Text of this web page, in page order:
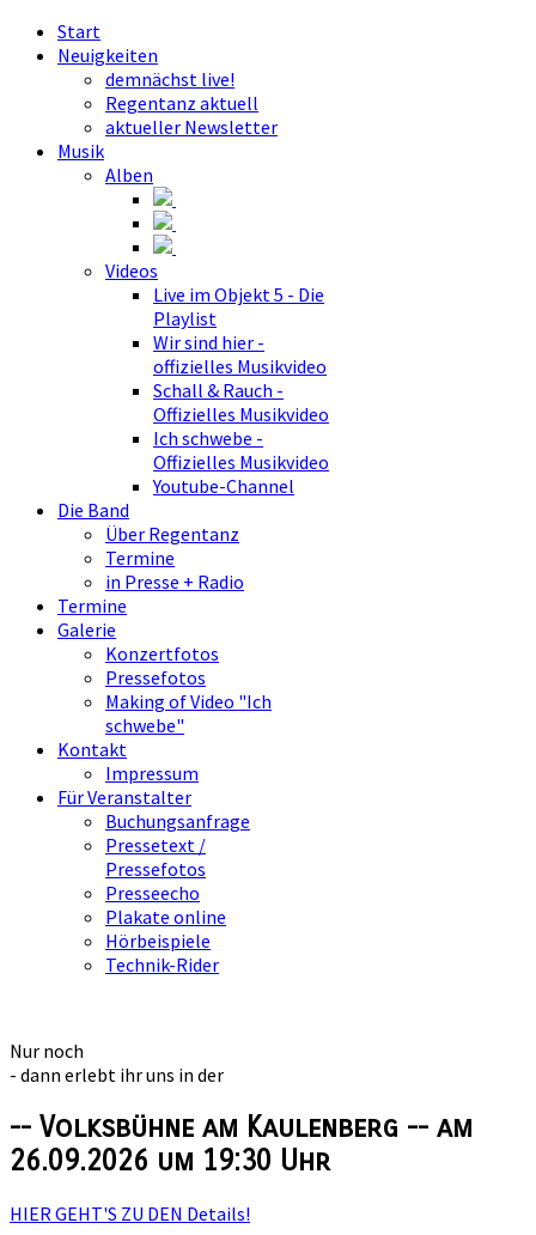
Start
Neuigkeiten
demnächst live!
Regentanz aktuell
aktueller Newsletter
Musik
Alben
Videos
Live im Objekt 5 - Die
Playlist
Wir sind hier -
offizielles Musikvideo
Schall & Rauch -
Offizielles Musikvideo
Ich schwebe -
Offizielles Musikvideo
Youtube-Channel
Die Band
Über Regentanz
Termine
in Presse + Radio
Termine
Galerie
Konzertfotos
Pressefotos
Making of Video "Ich
schwebe"
Kontakt
Impressum
Für Veranstalter
Buchungsanfrage
Pressetext /
Pressefotos
Presseecho
Plakate online
Hörbeispiele
Technik-Rider
Nur noch
- dann erlebt ihr uns in der
-- Volksbühne am Kaulenberg -- am
26.09.2026 um 19:30 Uhr
HIER GEHT'S ZU DEN Details!